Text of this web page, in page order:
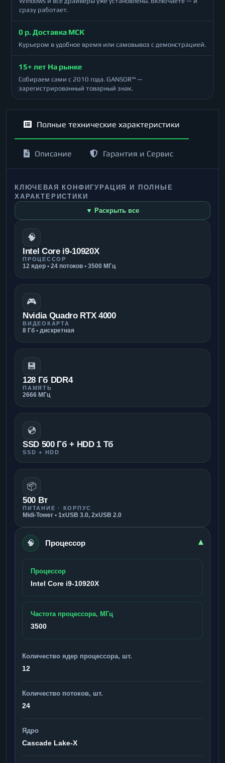
сразу работает.
0 р. Доставка МСК
Курьером в удобное время или самовывоз с демонстрацией.
15+ лет На рынке
Собираем сами с 2010 года. GANSOR™ —
зарегистрированный товарный знак.
Полные технические характеристики
Описание Гарантия и Сервис
КЛЮЧЕВАЯ КОНФИГУРАЦИЯ И ПОЛНЫЕ
ХАРАКТЕРИСТИКИ
▼ Раскрыть все
🧠
Intel Core i9-10920X
ПРОЦЕССОР
12 ядер • 24 потоков • 3500 МГц
🎮
Nvidia Quadro RTX 4000
ВИДЕОКАРТА
8 Гб • дискретная
💾
128 Гб DDR4
ПАМЯТЬ
2666 МГц
💿
SSD 500 Гб + HDD 1 Тб
SSD + HDD
📦
500 Вт
ПИТАНИЕ · КОРПУС
Midi-Tower • 1xUSB 3.0, 2xUSB 2.0
🧠 Процессор ▾
Процессор
Intel Core i9-10920X
Частота процессора, МГц
3500
Количество ядер процессора, шт.
12
Количество потоков, шт.
24
Ядро
Cascade Lake-X